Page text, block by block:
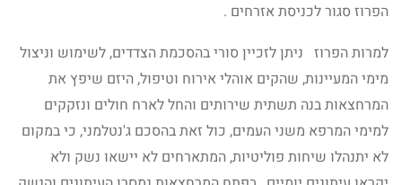
הפרוז סגור לכניסת אזרחים .
למרות הפרוז ניתן לזכיין סורי בהסכמת הצדדים, לשימוש וניצול
מימי המעיינות, שהקים אוהלי אירוח וטיפול, היזם שיפץ את
המרחצאות בנה תשתית שירותים והחל לארח חולים ונזקקים
למימי המרפא משני העמים, כול זאת בהסכם ג'נטלמני, כי במקום
לא יתנהלו שיחות פוליטיות, המתארחים לא יישאו נשק ולא